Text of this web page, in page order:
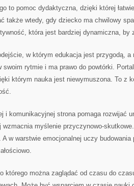
to pomoc dydaktyczna, dzięki której
także wtedy, gdy dziecko ma chwilowy
która jest bardziej dynamiczna, by
w którym edukacja jest przygodą, a
swoim rytmie i ma prawo do powtórki.
którym nauka jest niewymuszona. To z
i komunikacyjnej strona pomaga rozwijać
wzmacnia myślenie przyczynowo-
A w warstwie emocjonalnej uczy
którego można zaglądać od czasu do